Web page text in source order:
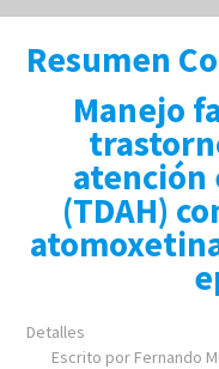
Resumen
Manejo
atención
(TDAH)
Detalles
Escrito por Fernando